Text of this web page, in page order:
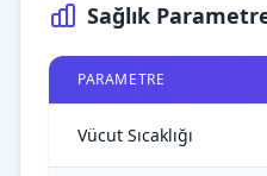
Sağlık
PARAMETRE
Vücut Sıcaklığı